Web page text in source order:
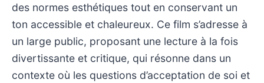
des normes esthétiques tout en conservant un
ton accessible et chaleureux. Ce film s’adresse à
un large public, proposant une lecture à la fois
divertissante et critique, qui résonne dans un
contexte où les questions d’acceptation de soi et